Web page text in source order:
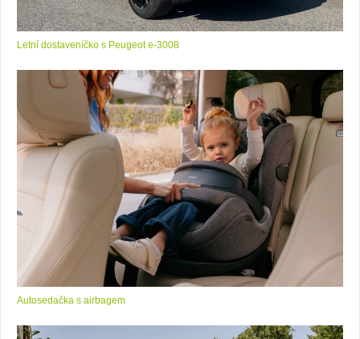
Letní dostaveníčko s Peugeot e-3008
Autosedačka s airbagem